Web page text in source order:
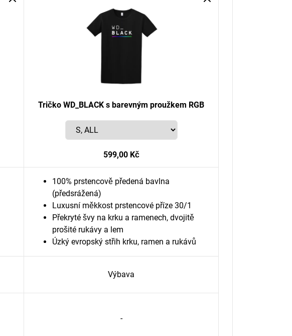
Tričko WD_BLACK s barevným proužkem RGB
599,00 Kč
100% prstencově předená bavlna
(předsrážená)
Luxusní měkkost prstencové příze 30/1
Překryté švy na krku a ramenech, dvojitě
prošité rukávy a lem
Úzký evropský střih krku, ramen a rukávů
Výbava
-